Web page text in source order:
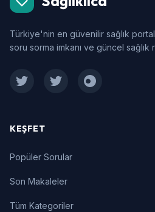
Türkiye'nin en güvenilir sağlık
soru sorma imkanı ve güncel sağlık
FacebookTwitter Instagram
KEŞFET
Popüler Sorular
Son Makaleler
Tüm Kategoriler